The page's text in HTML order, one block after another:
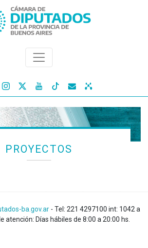
  
PROYECTOS
ba.gov.ar - Tel: 221 4297100 int: 1042 a
atención: Días hábiles de 8:00 a 20:00 hs.